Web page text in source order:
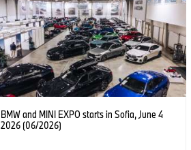
BMW and MINI EXPO starts in Sofia, June 4
2026 (06/2026)